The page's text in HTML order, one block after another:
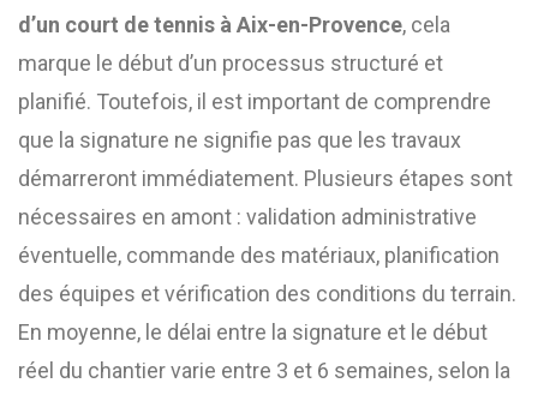
d’un court de tennis à Aix-en-Provence, cela
marque le début d’un processus structuré et
planifié. Toutefois, il est important de comprendre
que la signature ne signifie pas que les travaux
démarreront immédiatement. Plusieurs étapes sont
nécessaires en amont : validation administrative
éventuelle, commande des matériaux, planification
des équipes et vérification des conditions du terrain.
En moyenne, le délai entre la signature et le début
réel du chantier varie entre 3 et 6 semaines, selon la